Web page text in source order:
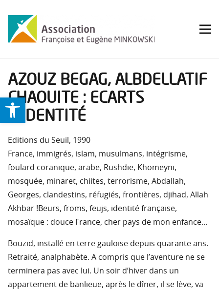
Ouvrir la barre d’outils
AZOUZ BEGAG, ALBDELLATIF
CHAOUITE : ECARTS
D’IDENTITÉ
Editions du Seuil, 1990
France, immigrés, islam, musulmans, intégrisme,
foulard coranique, arabe, Rushdie, Khomeyni,
mosquée, minaret, chiites, terrorisme, Abdallah,
Georges, clandestins, réfugiés, frontières, djihad, Allah
Akhbar !Beurs, froms, feujs, identité française,
mosaïque : douce France, cher pays de mon enfance…
Bouzid, installé en terre gauloise depuis quarante ans.
Retraité, analphabète. A compris que l’aventure ne se
terminera pas avec lui. Un soir d’hiver dans un
appartement de banlieue, après le dîner, il se lève, va